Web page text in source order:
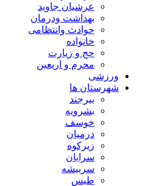
عرشیان جاوید
بهداشت ودرمان
حوادث وانتظامی
خانواده
حج و زیارت
محرم و اریعین
ورزشی
شهرستان ها
بیرجند
بشرویه
خوسف
درمیان
زیرکوه
سرایان
سربیشه
طبس